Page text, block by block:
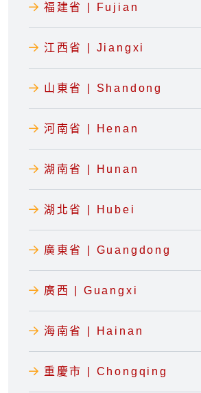
福建省 | Fujian
江西省 | Jiangxi
山東省 | Shandong
河南省 | Henan
湖南省 | Hunan
湖北省 | Hubei
廣東省 | Guangdong
廣西 | Guangxi
海南省 | Hainan
重慶市 | Chongqing